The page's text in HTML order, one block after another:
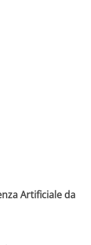
Artificiale da